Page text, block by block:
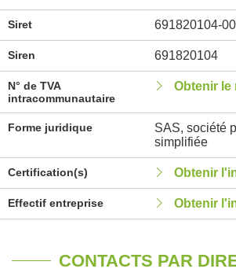
Siret 691820104-
Siren 691820104
N° de TVA
intracommunautaire
Obtenir le
Forme juridique
SAS, société
simplifiée
Certification(s) Obtenir
Effectif entreprise Obtenir
CONTACTS PAR